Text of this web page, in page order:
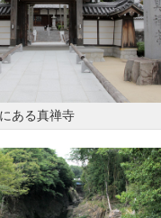
ある真禅寺